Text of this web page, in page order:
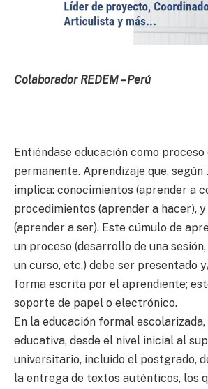
Colaborador REDEM – Perú
Entiéndase educación como
permanente. Aprendizaje que, según
implica: conocimientos (aprender a
procedimientos (aprender a hacer),
(aprender a ser). Este cúmulo de
un proceso (desarrollo de una sesión,
un curso, etc.) debe ser presentado
forma escrita por el aprendiente;
soporte de papel o electrónico.
En la educación formal
educativa, desde el nivel inicial al
universitario, incluido el postgrado,
la entrega de textos auténticos, los